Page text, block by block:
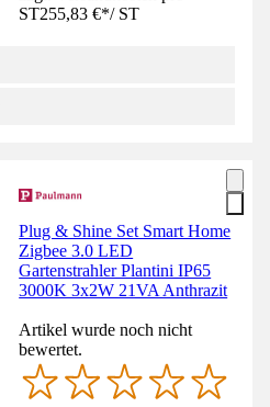
ST255,83 €*/ ST
Plug & Shine Set Smart Home
Zigbee 3.0 LED
Gartenstrahler Plantini IP65
3000K 3x2W 21VA Anthrazit
Artikel wurde noch nicht
bewertet.